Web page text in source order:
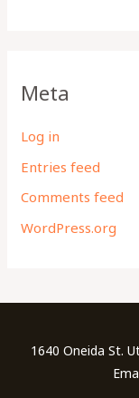
Meta
Log in
Entries feed
Comments feed
WordPress.org
1640 Oneida St.